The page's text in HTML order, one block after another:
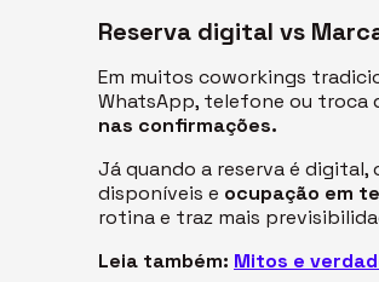
Reserva digital vs
Em muitoscoworkings
WhatsApp, telefone ou troca
nas confirmações.
Já quando a reserva é
disponíveis e ocupação em
rotina e traz mais
Leia também: Mitos e